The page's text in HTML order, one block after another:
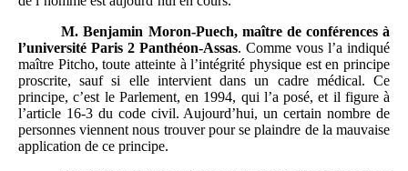
M. Benjamin Moron-Puech, maître de conférences à
l’université Paris 2 Panthéon-Assas. Comme vous l’a indiqué
maître Pitcho, toute atteinte à l’intégrité physique est en principe
proscrite, sauf si elle intervient dans un cadre médical. Ce
principe, c’est le Parlement, en 1994, qui l’a posé, et il figure à
l’article 16-3 du code civil. Aujourd’hui, un certain nombre de
personnes viennent nous trouver pour se plaindre de la mauvaise
application de ce principe.